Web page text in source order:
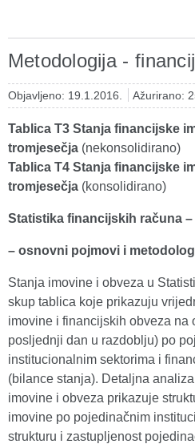
Metodologija -
Objavljeno: 19.1.2016. Ažurirano:
Tablica T3 Stanja financijske
tromjesečja (nekonsolidirano)
Tablica T4 Stanja financijske
tromjesečja (konsolidirano)
Statistika financijskih računa
– osnovni pojmovi i
Stanja imovine i obveza u
skup tablica koje prikazuju
imovine i financijskih obveza na
posljednji dan u razdoblju) po
institucionalnim sektorima i
(bilance stanja). Detaljna
imovine i obveza prikazuje
imovine po pojedinačnim
strukturu i zastupljenost